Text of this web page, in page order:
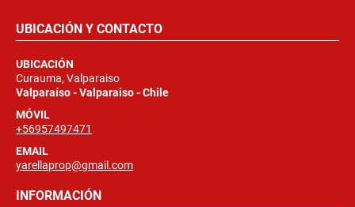
UBICACIÓN Y CONTACTO
UBICACIÓN
Curauma, Valparaiso
Valparaíso - Valparaiso - Chile
MÓVIL
+56957497471
EMAIL
yarellaprop@gmail.com
INFORMACIÓN